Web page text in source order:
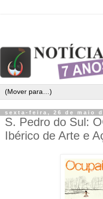
sexta-feira, 26 de maio
S. Pedro do Sul:
Ibérico de Arte e